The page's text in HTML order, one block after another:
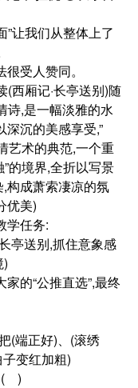
”让我们从整体上了
受人赞同。
西厢记·长亭送别)随
诗,是一幅淡雅的水
沉的美感享受,”
艺术的典范,一个重
的境界,全折以写景
构成萧索凄凉的氛
优美)
学任务:
亭送别,抓住意象感
的“公推直选”,最终
(端正好)、(滚绣
变红加粗)
( )